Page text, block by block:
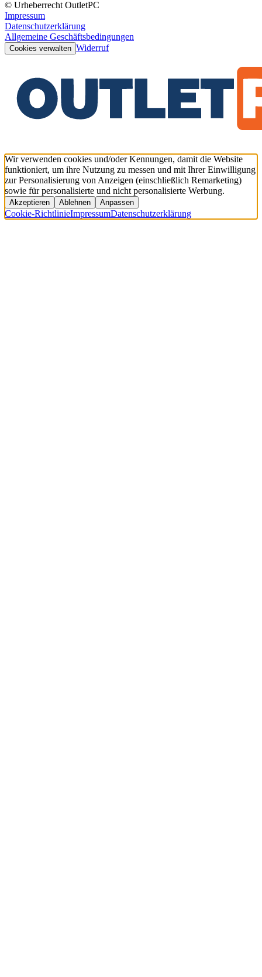
© Urheberrecht OutletPC
Impressum
Datenschutzerklärung
Allgemeine Geschäftsbedingungen
Cookies verwalten Widerruf
Wir verwenden cookies und/oder Kennungen, damit die Website
funktioniert, um ihre Nutzung zu messen und mit Ihrer Einwilligung
zur Personalisierung von Anzeigen (einschließlich Remarketing)
sowie für personalisierte und nicht personalisierte Werbung.
Akzeptieren Ablehnen Anpassen
Cookie-RichtlinieImpressumDatenschutzerklärung